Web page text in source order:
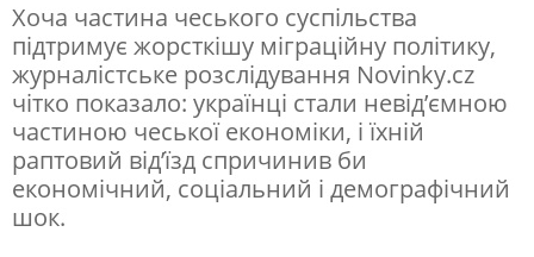
Хоча частина чеського суспільства
підтримує жорсткішу міграційну політику,
журналістське розслідування Novinky.cz
чітко показало: українці стали невід’ємною
частиною чеської економіки, і їхній
раптовий від’їзд спричинив би
економічний, соціальний і демографічний
шок.